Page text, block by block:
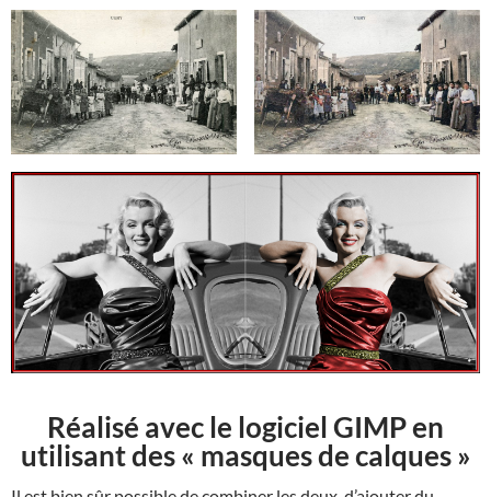
Réalisé avec le logicielGIMPen
utilisant des « masques de calques »